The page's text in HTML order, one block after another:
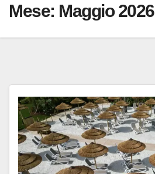
Mese: Maggio 2026